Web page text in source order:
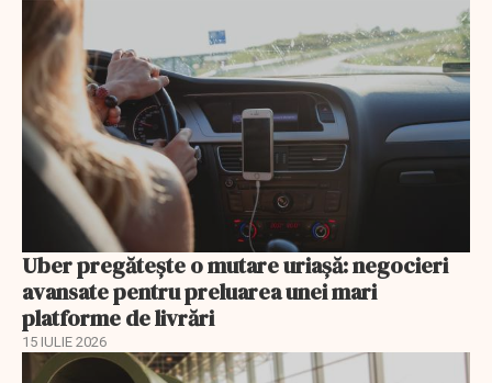
Uber pregătește o mutare uriașă: negocieri
avansate pentru preluarea unei mari
platforme de livrări
15 IULIE 2026